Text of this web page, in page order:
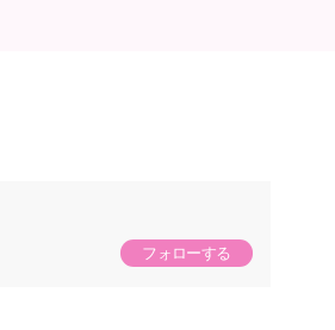
フォローする